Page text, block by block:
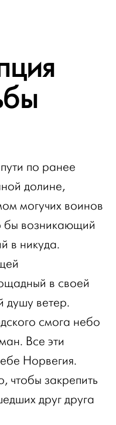
по ранее
долине,
могучих воинов
бы возникающий
в никуда.
в своей
душу ветер.
смога небо
Все эти
Норвегия.
чтобы закрепить
друг друга